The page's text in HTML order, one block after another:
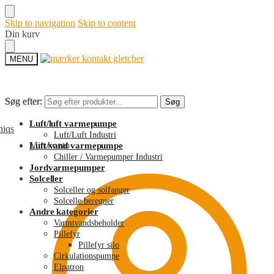
Skip to navigation Skip to content
Din kurv
MENU
Søg efter: Søg
Min konto
Søg efter: Søg
Luft/luft varmepumpe
Luft/Luft Industri
Luft/vand varmepumpe
Chiller / Varmepumper Industri
Jordvarmepumper
Solceller
Solceller og solfanger
Solcelle beregner
Andre kategorier
Varmtvandsbeholder
Pillefyr
Pillefyr silo
Cirkulationspumpe
Elpatron